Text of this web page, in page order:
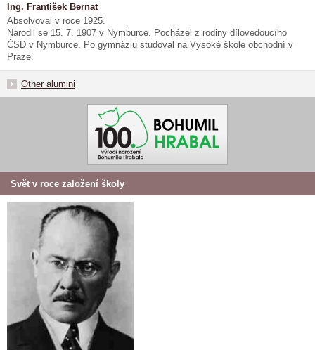
Ing. František Bernat
Absolvoval v roce 1925.
Narodil se 15. 7. 1907 v Nymburce. Pocházel z rodiny dílovedoucího
ČSD v Nymburce. Po gymnáziu studoval na Vysoké škole obchodní v
Praze.
Other alumini
Svět v roce založení školy